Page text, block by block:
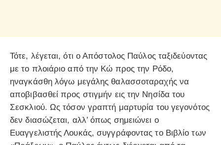
Τότε, λέγεται, ότι ο Απόστολος Παύλος ταξιδεύοντας
με το πλοιάριο από την Κώ προς την Ρόδο,
ηναγκάσθη λόγω μεγάλης θαλασσοταραχής να
αποβιβασθεί προς στιγμήν εις την Νησίδα του
Σεσκλιού. Ως τόσον γραπτή μαρτυρία του γεγονότος
δεν διασώζεται, αλλ’ όπως σημειώνει ο
Ευαγγελιστής Λουκάς, συγγράφοντας το Βιβλίο των